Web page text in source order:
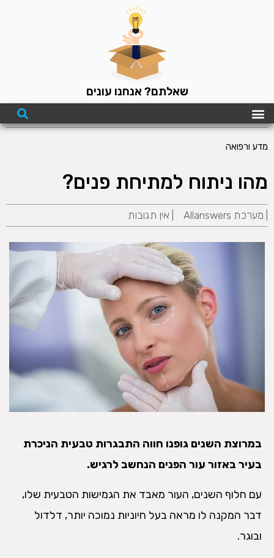
שאלתם? אנחנו עונים
מדע ורפואה
מהו ניתוח למתיחת פנים?
מערכת Allanswers אין תגובות
במרוצת השנים גופנו חווה התבגרות טבעית הניכרת
בעיר באזור עור הפנים הנחשב לרגיש.
עם חלוף השנים, העור מאבד את הגמישות הטבעית שלו,
דבר המקנה לו מראה בעל חיוניות נמוכה יותר, דלדול
ובוגר.